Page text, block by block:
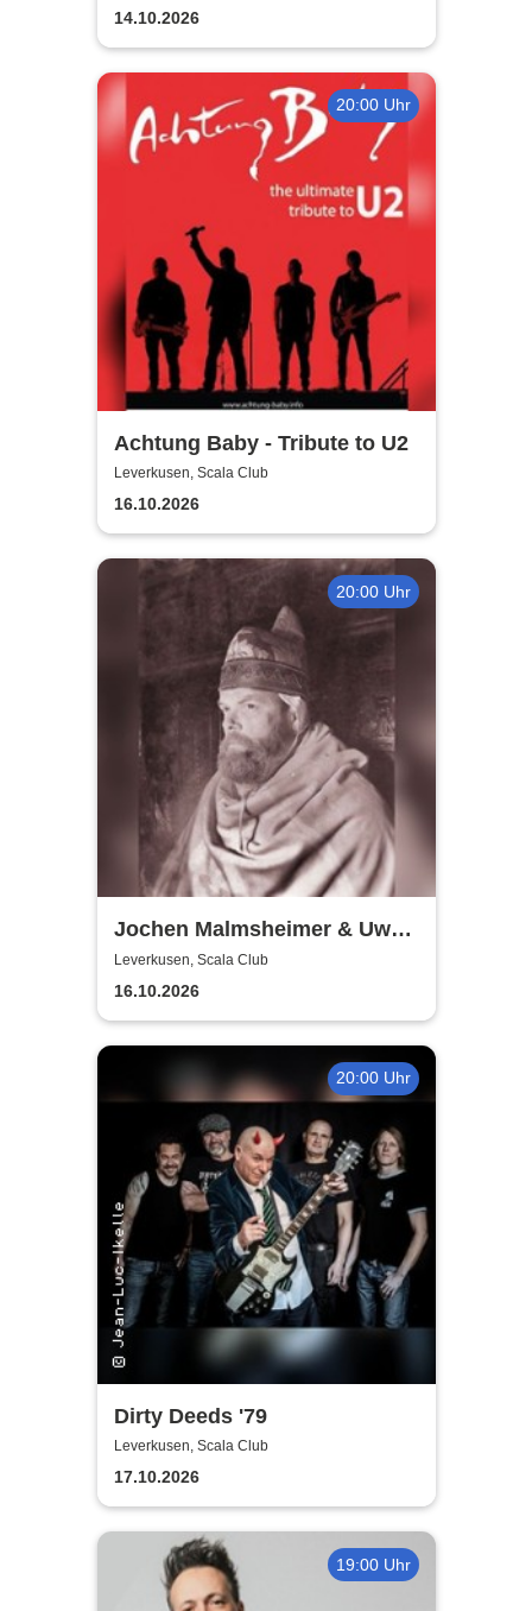
14.10.2026
20:00 Uhr
Achtung Baby - Tribute to U2
Leverkusen, Scala Club
16.10.2026
20:00 Uhr
Jochen Malmsheimer & Uwe
Rössler
Leverkusen, Scala Club
16.10.2026
20:00 Uhr
Dirty Deeds '79
Leverkusen, Scala Club
17.10.2026
19:00 Uhr